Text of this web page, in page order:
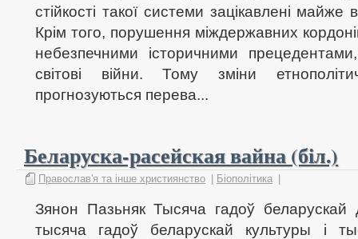
стiйкостi такої системи зацiкавленi майже
Крiм того, порушення мiждержавних
небезпечними iсторичними
свiтовi вiйни. Тому змiни
прогнозуються перева...
Беларуска-расейская вайна (біл.)
Православ'я та інше християнство Біополітика
Зянон Пазьняк Тысяча гадоў беларускай
тысяча гадоў беларускай культуры і